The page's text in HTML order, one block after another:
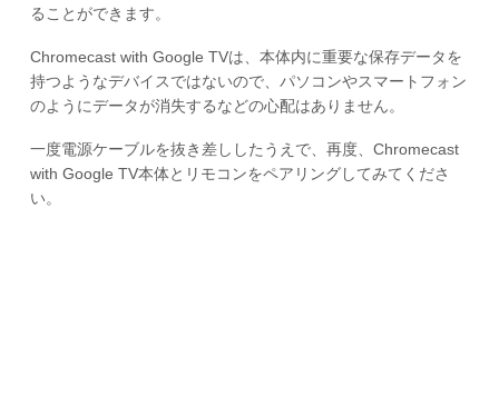
ることができます。
Chromecast with Google TVは、本体内に重要な保存データを
持つようなデバイスではないので、パソコンやスマートフォン
のようにデータが消失するなどの心配はありません。
一度電源ケーブルを抜き差ししたうえで、再度、Chromecast
with Google TV本体とリモコンをペアリングしてみてくださ
い。